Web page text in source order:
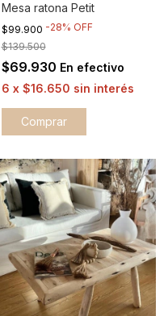
Mesa ratona Petit
$99.900 -28% OFF
$139.500
$69.930 En efectivo
6 x $16.650 sin interés